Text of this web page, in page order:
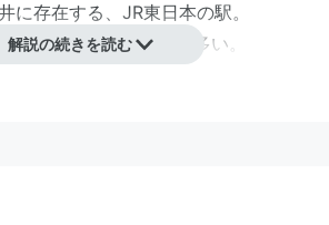
に存在する、JR東日本の駅。
の駅で折り返す列車も多い。
人もいるようだ。
解説の続きを読む